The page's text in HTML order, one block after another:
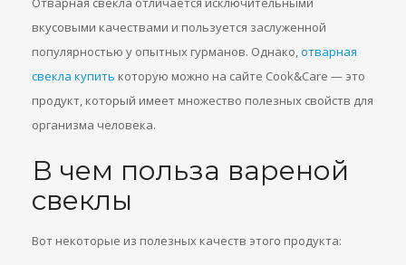
вкусовыми качествами и пользуется заслуженной
популярностью у опытных гурманов. Однако,отварная
свекла купить которую можно на сайте Cook&Сare — это
продукт, который имеет множество полезных свойств для
организма человека.
В чем польза вареной
свеклы
Вот некоторые из полезных качеств этого продукта: